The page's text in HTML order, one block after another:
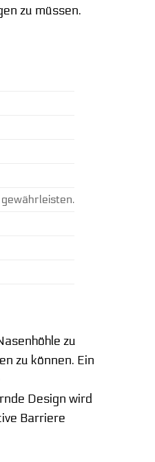
zu müssen.
zu
zu können. Ein
Design wird
Barriere